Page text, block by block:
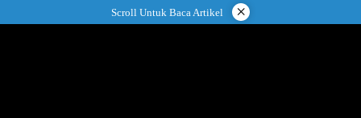
ke
Scroll Untuk Baca Artikel ×